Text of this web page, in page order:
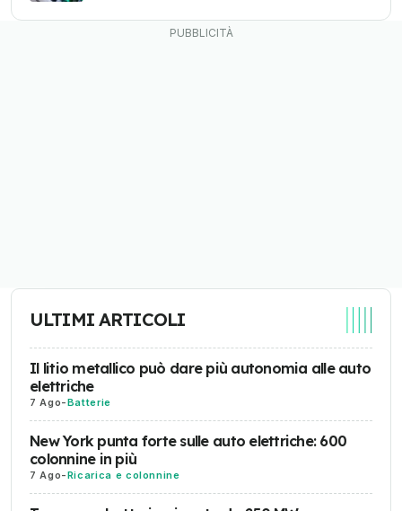
ULTIMI ARTICOLI
Il litio metallico può dare più autonomia alle auto
elettriche
7 Ago-Batterie
New York punta forte sulle auto elettriche: 600
colonnine in più
7 Ago-Ricarica e colonnine